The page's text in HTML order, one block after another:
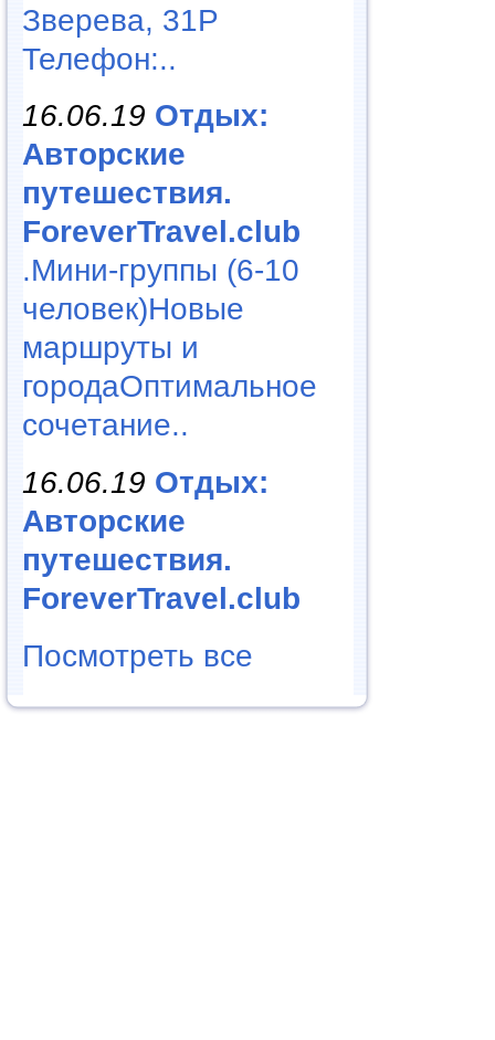
Зверева, 31Р
Телефон:..
16.06.19 Отдых:
Авторские
путешествия.
ForeverTravel.club
.Мини-группы (6-10
человек)Новые
маршруты и
городаОптимальное
сочетание..
16.06.19 Отдых:
Авторские
путешествия.
ForeverTravel.club
Посмотреть все